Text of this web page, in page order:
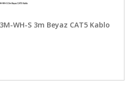
WH-S 3m Beyaz CAT5 Kablo